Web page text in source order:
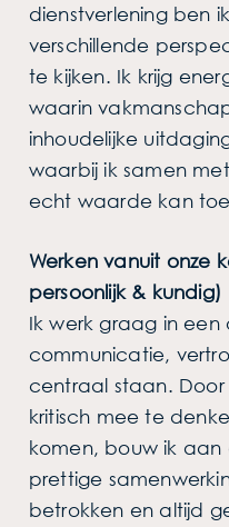
dienstverlening ben
verschillende
te kijken. Ik krijg
waarin
inhoudelijke
waarbij ik samen
echt waarde kan
Werken vanuit onze
persoonlijk & kundig)
Ik werk graag in
communicatie,
centraal staan. Door
kritisch mee te
komen, bouw ik aan
prettige
betrokken en altijd